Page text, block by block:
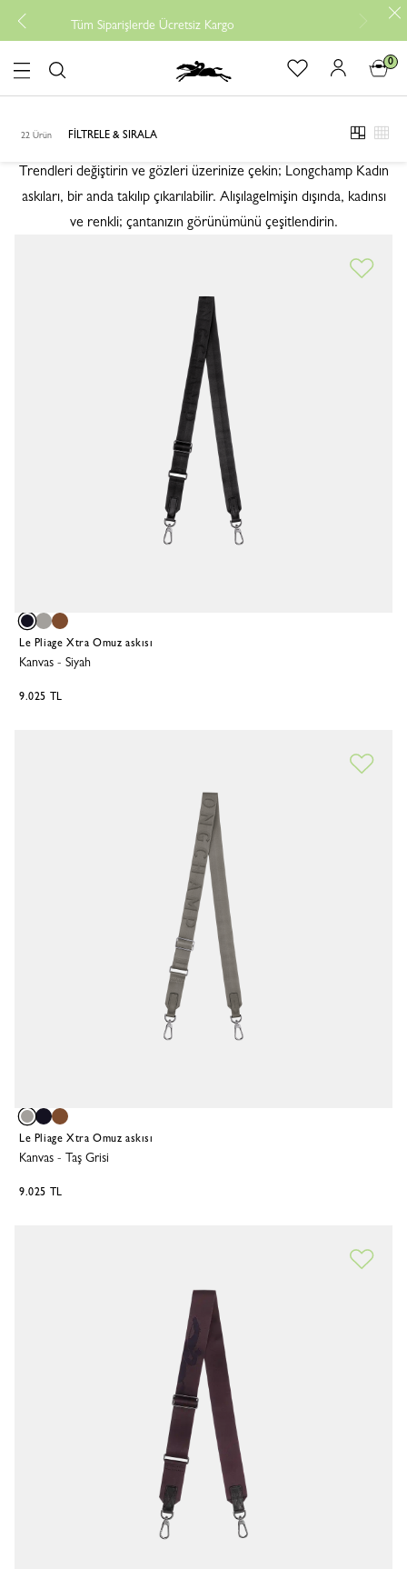
Ücretsiz Kargo -
0
OMUZ ASKILARI
Trendleri değiştirin ve gözleri üzerinize çekin; Longchamp Kadın
askıları, bir anda takılıp çıkarılabilir. Alışılagelmişin dışında, kadınsı
ve renkli; çantanızın görünümünü çeşitlendirin.
OMUZ ASKILARI
22 Ürün FILTRELE & SIRALA
Le Pliage Xtra Omuz askısı
Kanvas - Siyah
9.025 TL
Le Pliage Xtra Omuz askısı
Kanvas - Taş Grisi
9.025 TL